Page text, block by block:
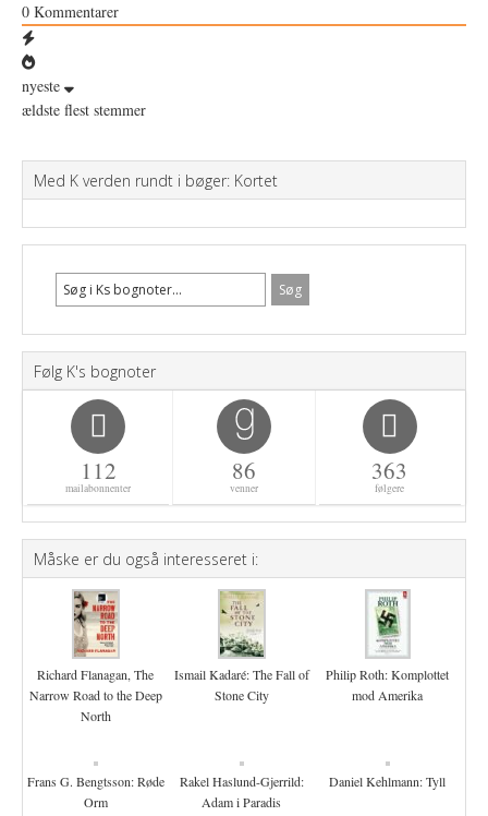
0 Kommentarer
nyeste
ældste flest stemmer
Med K verden rundt i bøger: Kortet
Følg K's bognoter
112
mailabonnenter
86
venner
363
følgere
Måske er du også interesseret i:
Richard Flanagan, The
Narrow Road to the Deep
North
Ismail Kadaré: The Fall of
Stone City
Philip Roth: Komplottet
mod Amerika
Frans G. Bengtsson: Røde
Orm
Rakel Haslund-Gjerrild:
Adam i Paradis
Daniel Kehlmann: Tyll